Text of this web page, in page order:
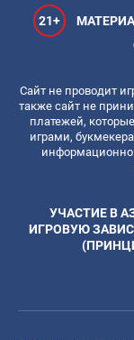
21+
Сайт не проводит
также сайт не
платежей,
играми,
УЧАСТИЕ В
ИГРОВУЮ